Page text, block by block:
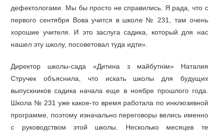
дефектологами. Мы бы просто не справились. Я рада, что с
первого сентября Вова учится в школе № 231, там очень
хорошие учителя. И это заслуга садика, который для нас
нашел эту школу, посоветовал туда идти».
Директор школы-сада «Дитина з майбутнім» Наталия
Стручек объяснила, что искать школы для будущих
выпускников садика начала еще в ноябре прошлого года.
Школа № 231 уже какое-то время работала по инклюзивной
программе, поэтому изначально переговоры велись именно
с руководством этой школы. Несколько месяцев те